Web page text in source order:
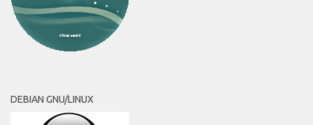
DEBIAN GNU/LINUX